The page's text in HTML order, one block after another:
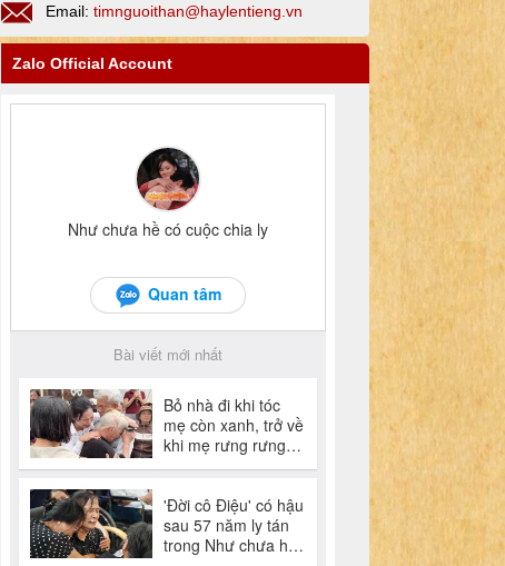
Email: timnguoithan@haylentieng.vn
Zalo Official Account